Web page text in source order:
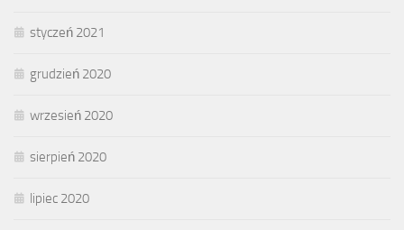
styczeń 2021
grudzień 2020
wrzesień 2020
sierpień 2020
lipiec 2020